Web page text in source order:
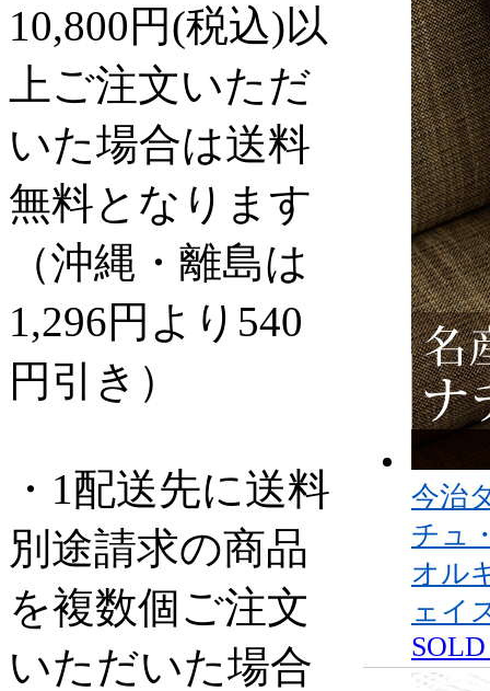
今治
チュ
オル
ェイ
10,800円(税込)以
上ご注文いただ
いた場合は送料
無料となります
（沖縄・離島は
1,296円より540
円引き）
・1配送先に送料
別途請求の商品
を複数個ご注文
いただいた場合